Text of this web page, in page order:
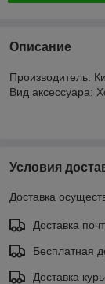
Описание
Производитель:
Вид аксессуара:
Условия
Доставка
Доставка
Бесплатная
Доставка